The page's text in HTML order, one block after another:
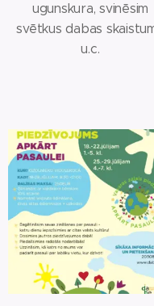
ugunskura, svinēsim
svētkus dabas
u.c.